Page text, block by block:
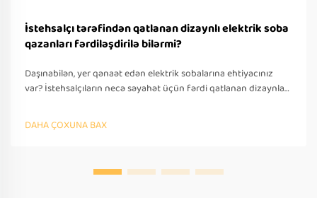
İstehsalçı tərəfindən qatlanan dizaynlı elektrik soba
qazanları fərdiləşdirilə bilərmi?
Daşınabilən, yer qənaət edən elektrik sobalarına ehtiyacınız
var? İstehsalçıların necə səyahət üçün fərdi qatlanan dizaynlar
prototipləşdirmə və beynəlxalq tələblərə uyğunluq. Bu gün
təklif soruşun.
DAHA ÇOXUNA BAX